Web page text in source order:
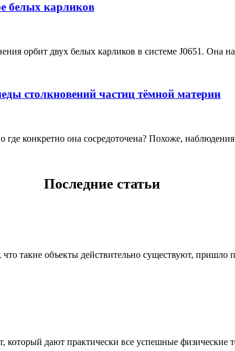
белых карликов
орбит двух белых карликов в системе J0651. Она
столкновений частиц тёмной материи
конкретно она сосредоточена? Похоже,
Последние статьи
такие объекты действительно существуют, пришло
дают практически все успешные физические